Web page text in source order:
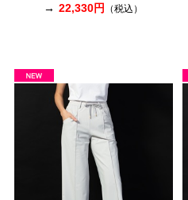
22,330円 （税込）